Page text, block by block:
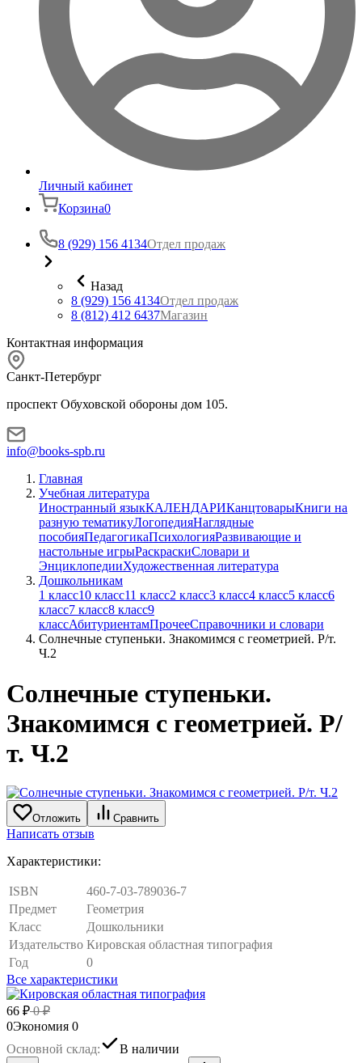
Личный кабинет
Корзина0
8 (929) 156 4134Отдел продаж
Назад
8 (929) 156 4134Отдел продаж
8 (812) 412 6437Магазин
Контактная информация
Санкт-Петербург
проспект Обуховской обороны дом 105.
info@books-spb.ru
Главная
Учебная литература
Иностранный языкКАЛЕНДАРИКанцтоварыКниги на
разную тематикуЛогопедияНаглядные
пособияПедагогикаПсихологияРазвивающие и
настольные игрыРаскраскиСловари и
ЭнциклопедииХудожественная литература
Дошкольникам
1 класс10 класс11 класс2 класс3 класс4 класс5 класс6
класс7 класс8 класс9
классАбитуриентамПрочееСправочники и словари
Солнечные ступеньки. Знакомимся с геометрией. Р/т.
Ч.2
Солнечные ступеньки.
Знакомимся с геометрией. Р/
т. Ч.2
Отложить Сравнить
Написать отзыв
Характеристики:
ISBN
460-7-03-789036-7
Предмет
Геометрия
Класс
Дошкольники
Издательство Кировская областная типография
Год
0
Все характеристики
66 ₽0₽
0Экономия 0
Основной склад:
В наличии